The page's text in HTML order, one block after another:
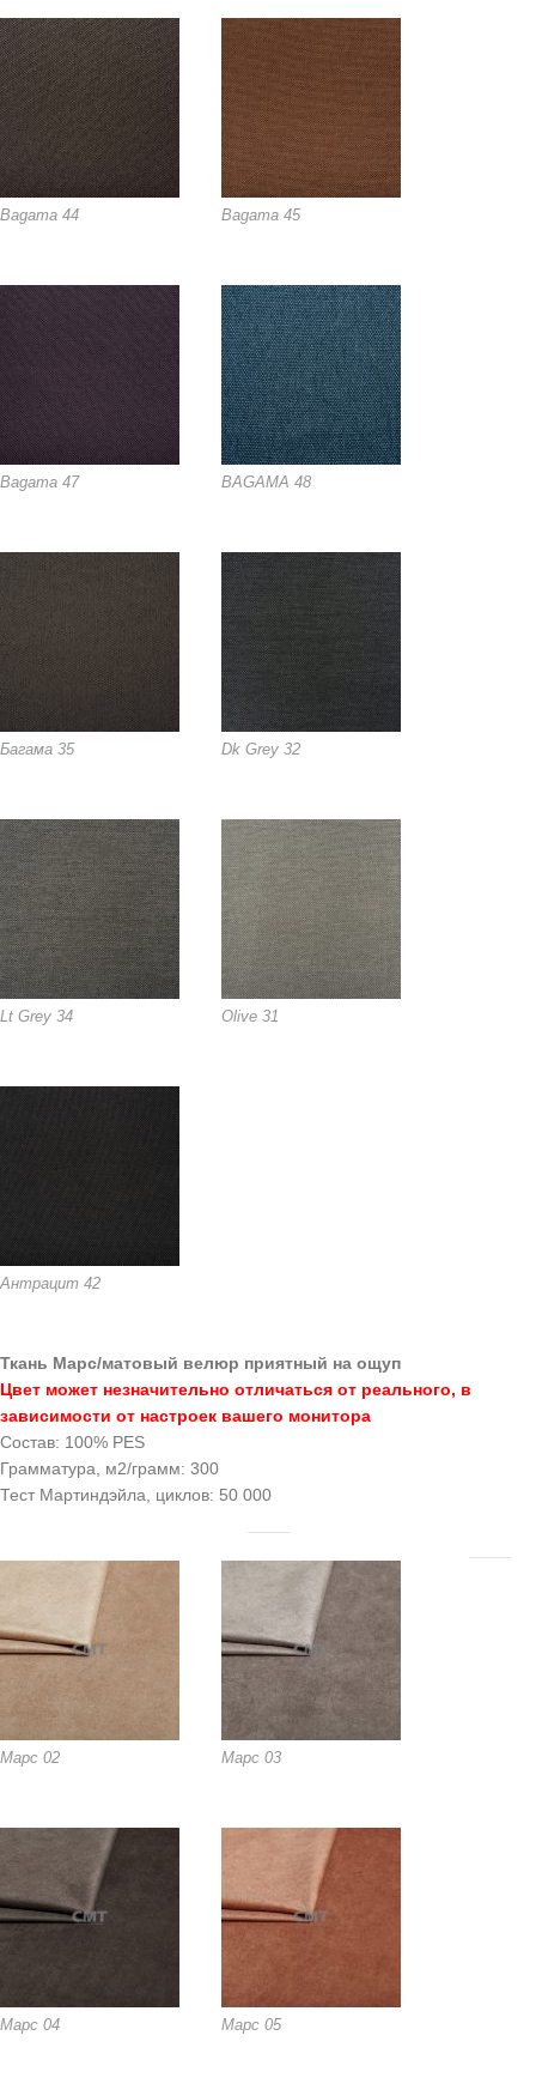
Bagama 44 Bagama 45
Bagama 47 BAGAMA 48
Багама 35 Dk Grey 32
Lt Grey 34 Olive 31
Антрацит 42
Ткань Марс/матовый велюр приятный на ощуп
Цвет может незначительно отличаться от реального, в
зависимости от настроек вашего монитора
Состав: 100% PES
Грамматура, м2/грамм: 300
Тест Мартиндэйла, циклов: 50 000
Марс 02 Марс 03
Марс 04 Марс 05